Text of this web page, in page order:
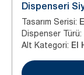
Dispenseri
Tasarım Serisi:
Dispenser Türü:
Alt Kategori: El